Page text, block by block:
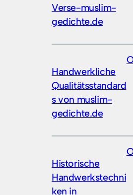
Verse-muslim-
gedichte.de
Handwerkliche
Qualitätsstandard
s von muslim-
gedichte.de
Historische
Handwerkstechni
ken in